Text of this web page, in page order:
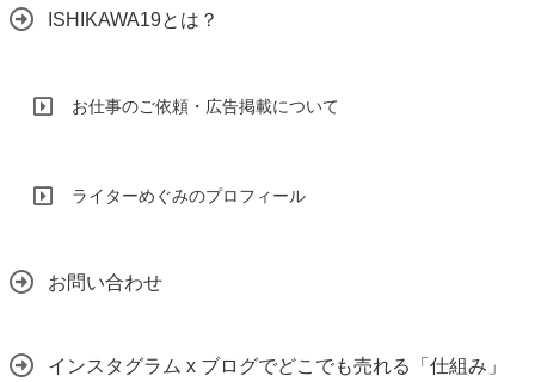
ISHIKAWA19とは？
お仕事のご依頼・広告掲載について
ライターめぐみのプロフィール
お問い合わせ
インスタグラム x ブログでどこでも売れる「仕組み」